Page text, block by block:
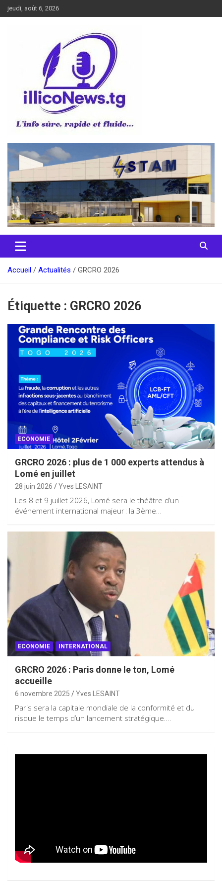
Aller
au
jeudi, août 6, 2026
illiconews
Accueil Actualités GRCRO 2026
Étiquette : GRCRO 2026
ECONOMIE
GRCRO 2026 : plus de 1 000 experts attendus à
Lomé en juillet
28 juin 2026 Yves LESAINT
Les 8 et 9 juillet 2026, Lomé sera le théâtre d’un
événement international majeur : la 3ème…
ECONOMIE INTERNATIONAL
GRCRO 2026 : Paris donne le ton, Lomé
accueille
6 novembre 2025 Yves LESAINT
Paris sera la capitale mondiale de la conformité et du
risque le temps d’un lancement stratégique.…